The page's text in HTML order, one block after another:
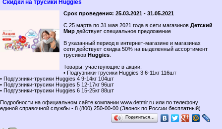
Скидки на трусики Huggies
Срок проведени¤: 25.03.2021 - 31.05.2021
С 25 марта по 31 мая 2021 года в сети магазинов Детский
Мир действует специальное предложение
В указанный период в интернет-магазине и магазинах
сети действует скидка 50% на выделенный ассортимент
трусиков Huggies
Товары, участвующие в акции:
• Подгузники-трусики Huggies 3 6-11кг 116шт
• Подгузники-трусики Huggies 4 9-14кг 104шт
• Подгузники-трусики Huggies 5 12-17кг 96шт
• Подгузники-трусики Huggies 6 15-25кг 88шт
Подробности на официальном сайте компании www.detmir.ru или по телефону
единой справочной службы - 8 (800) 250-00-00 (Звонок по России бесплатный)
Поделиться…